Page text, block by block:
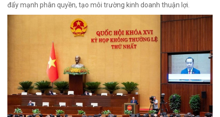
đẩy mạnh phân quyền, tạo môi trường kinh doanh thuận lợi.